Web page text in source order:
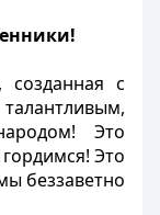
созданная с
Это
Это
беззаветно